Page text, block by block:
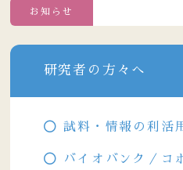
お知らせ
研究者の方々へ
試料・情報の利活
バイオバンク／コ